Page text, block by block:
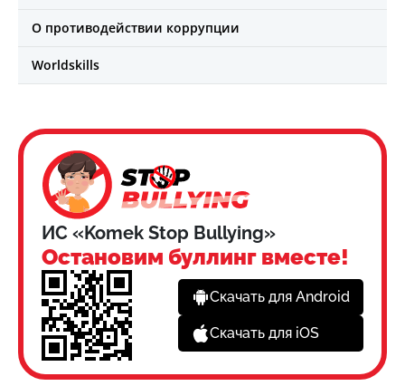
О противодействии коррупции
Worldskills
ИС «Komek Stop Bullying»
Остановим буллинг вместе!
Скачать для Android
Скачать для iOS